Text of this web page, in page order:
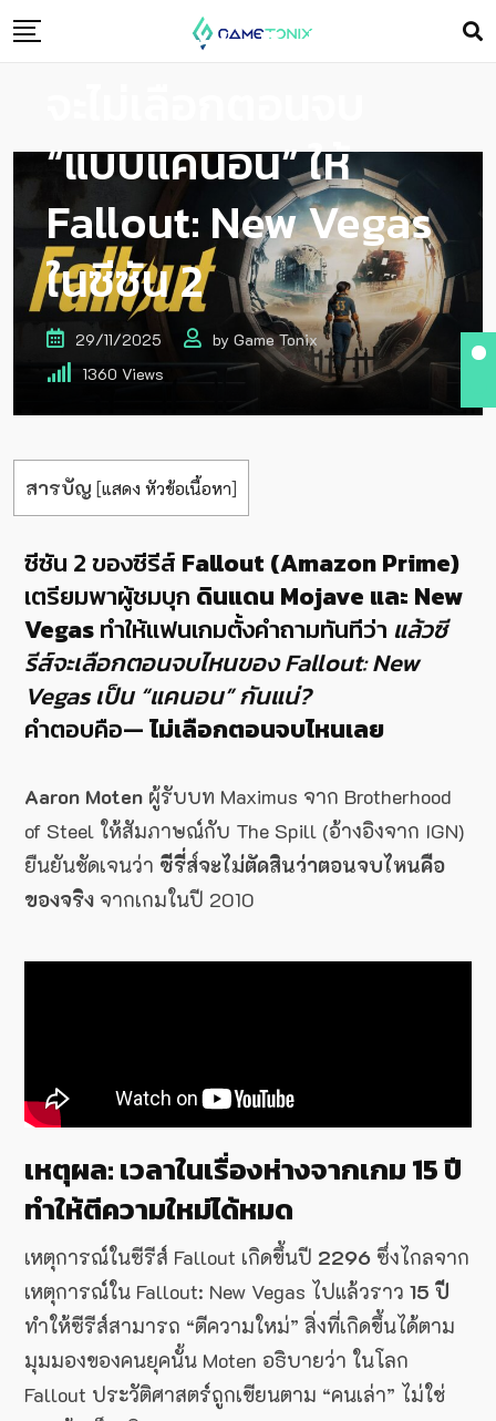
Amazon’s Fallout
“แบบแคนอน” ให้
Fallout: New Vegas
ในซีซัน 2
29/11/2025 by Game Tonix
1360 Views
สารบัญ [แสดง หัวข้อเนื้อหา]
ซีซัน 2 ของซีรีส์ Fallout (Amazon Prime)
เตรียมพาผู้ชมบุก ดินแดน Mojave และ New
Vegasทำให้แฟนเกมตั้งคำถามทันทีว่า แล้วซี
รีส์จะเลือกตอนจบไหนของ Fallout: New
Vegas เป็น “แคนอน” กันแน่?
คำตอบคือ—ไม่เลือกตอนจบไหนเลย
Aaron Moten ผู้รับบท Maximus จาก Brotherhood
of Steel ให้สัมภาษณ์กับ The Spill (อ้างอิงจาก IGN)
ยืนยันชัดเจนว่า ซีรี่ส์จะไม่ตัดสินว่าตอนจบไหนคือ
ของจริง จากเกมในปี 2010
เหตุผล: เวลาในเรื่องห่างจากเกม 15 ปี
ทำให้ตีความใหม่ได้หมด
เหตุการณ์ในซีรีส์ Fallout เกิดขึ้นปี 2296 ซึ่งไกลจาก
เหตุการณ์ใน Fallout: New Vegas ไปแล้วราว 15 ปี
ทำให้ซีรีส์สามารถ “ตีความใหม่” สิ่งที่เกิดขึ้นได้ตาม
มุมมองของคนยุคนั้น Moten อธิบายว่า ในโลก
Fallout ประวัติศาสตร์ถูกเขียนตาม “คนเล่า” ไม่ใช่